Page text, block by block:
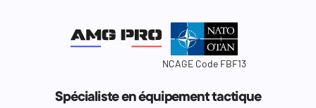
NCAGE Code FBF13
Spécialiste en équipement tactique